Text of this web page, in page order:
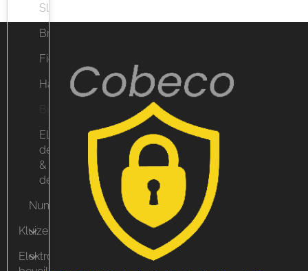
Sleutelhangers
Brievenbussloten
Fietssloten
Hangsloten
Elektrische
deuropeners
&
deurpompen
Nummerplaat
Kluizen
Elektronische